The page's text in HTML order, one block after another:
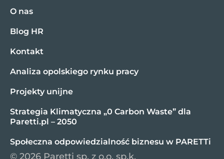
O nas
Blog HR
Kontakt
Analiza opolskiego rynku pracy
Projekty unijne
Strategia Klimatyczna „0 Carbon Waste” dla
Paretti.pl – 2050
Społeczna odpowiedzialność biznesu w PARETTi
© 2026 Paretti sp. z o.o. sp.k.